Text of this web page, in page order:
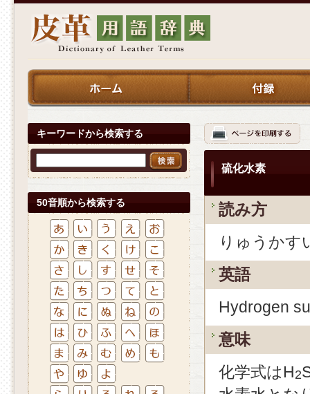
キーワードから検索する
50音順から検索する
硫化水素
読み方
りゅうかす
英語
Hydrogen
意味
化学式はH2